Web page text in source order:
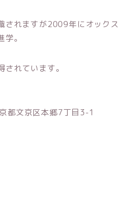
されますが2009年にオックス
。
れています。
都文京区本郷7丁目3-1